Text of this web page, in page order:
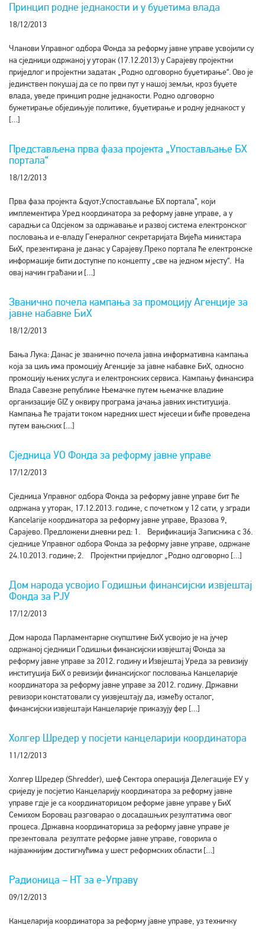
Принцип родне једнакости и у буџетима влада
18/12/2013
Чланови Управног одбора Фонда за реформу јавне управе усвојили су
на сједници одржаној у уторак (17.12.2013) у Сарајеву пројектни
приједлог и пројектни задатак „Родно одговорно буџетирање“. Ово је
јединствен покушај да се по први пут у нашој земљи, кроз буџете
влада, уведе принцип родне једнакости. Родно одговорно
бужетирање обједињује политике, буџетирање и родну једнакост у
[…]
Представљена прва фаза пројекта „Упостављање БХ
портала“
18/12/2013
Прва фаза пројекта &qуот;Успостављање БХ портала”, који
имплементира Уред координатора за реформу јавне управе, а у
сарадњи са Одсјеком за одржавање и развој система електронског
пословања и е-владу Генералног секретаријата Вијећа министара
БиХ, презентирана је данас у Сарајеву.Преко портала ће електронске
информације бити доступне по концепту „све на једном мјесту“. На
овај начин грађани и […]
Званично почела кампања за промоцију Агенције за
јавне набавке БиХ
18/12/2013
Бања Лука: Данас је званично почела јавна информативна кампања
која за циљ има промоцију Агенције за јавне набавке БиХ, односно
промоцију њених услуга и електронских сервиса. Кампању финансира
Влада Савезне републике Њемачке путем њемачке владине
организације GIZ у оквиру програма јачања јавних институција.
Кампања ће трајати током наредних шест мјесеци и биће проведена
путем вањских […]
Сједница УО Фонда за реформу јавне управе
17/12/2013
Сједница Управног одбора Фонда за реформу јавне управе бит ће
одржана у уторак, 17.12.2013. године, с почетком у 12 сати, у згради
Kancelarije координатора за реформу јавне управе, Вразова 9,
Сарајево. Предложени дневни ред: 1. Верификација Записника с 36.
сједнице Управног одбора Фонда за реформу јавне управе, одржане
24.10.2013. године; 2. Пројектни приједлог „Родно одговорно […]
Дом народа усвојио Годишњи финансијски извјештај
Фонда за РЈУ
17/12/2013
Дом народа Парламентарне скупштине БиХ усвојио је на јучер
одржаној сједници Годишњи финансијски извјештај Фонда за
реформу јавне управе за 2012. годину и Извјештај Уреда за ревизију
институција БиХ о ревизији финансијског пословања Канцеларије
координатора за реформу јавне управе за 2012. годину. Државни
ревизори констатовали су уизвјештају да, између осталог,
финансијски извјештаји Канцеларије приказују фер […]
Холгер Шредер у посјети канцеларији координатора
11/12/2013
Холгер Шредер (Shredder), шеф Сектора операција Делегације ЕУ у
сриједу је посјетио Канцеларију координатора за реформу јавне
управе гдје је са координаторицом реформе јавне управе у БиХ
Семихом Боровац разговарао о досадашњих резултатима овог
процеса. Државна координаторица за реформу јавне управе је
презентовала резултате реформе јавне управе, говорила о
најважнијим достигнућима у шест реформских области […]
Радионица – НТ за е-Управу
09/12/2013
Канцеларија координатора за реформу јавне управе, уз техничку